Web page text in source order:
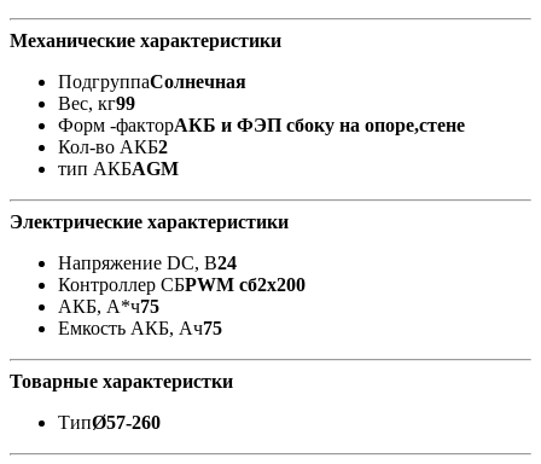
Механические характеристики
ПодгруппаСолнечная
Вес, кг99
Форм -факторАКБ и ФЭП сбоку на опоре,стене
Кол-во АКБ2
тип АКБAGM
Электрические характеристики
Напряжение DC, В24
Контроллер СБPWM сб2x200
АКБ, А*ч75
Емкость АКБ, Ач75
Товарные характеристки
ТипØ57-260